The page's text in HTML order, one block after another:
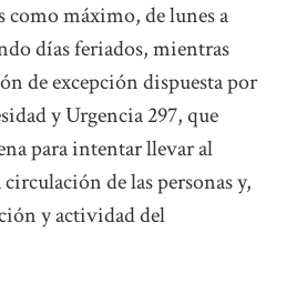
como máximo, de lunes a
días feriados, mientras
de excepción dispuesta por
y Urgencia 297, que
para intentar llevar al
de las personas y,
y actividad del